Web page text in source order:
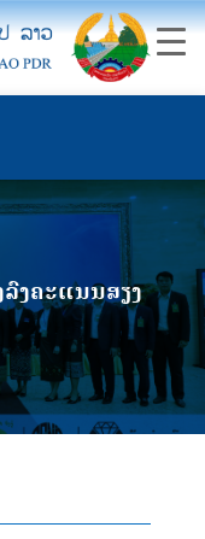
ລົງຄະແນນສຽງ